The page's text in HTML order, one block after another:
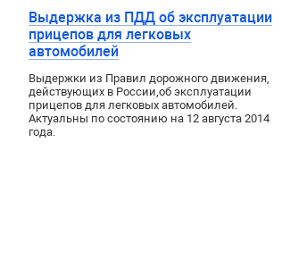
Выдержка из ПДД об эксплуатации
прицепов для легковых
автомобилей
Выдержки из Правил дорожного движения,
действующих в России,об эксплуатации
прицепов для легковых автомобилей.
Актуальны по состоянию на 12 августа 2014
года.